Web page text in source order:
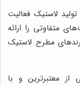
تولید لاستیک فعالیت
متفاوتی را ارائه
مطرح لاستیک
از معتبرترین و با